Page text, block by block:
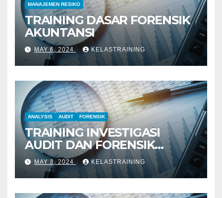
MANAJEMEN RESIKO
TRAINING DASAR FORENSIK
AKUNTANSI
MAY 6, 2024 KELASTRAINING
ANALYSIS AUDIT FORENSIK
TRAINING INVESTIGASI
AUDIT DAN FORENSIK
KEUANGAN
MAY 3, 2024 KELASTRAINING